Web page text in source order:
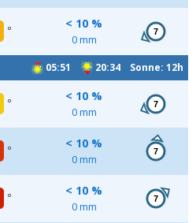
°
< 10 %
0 mm
7
05:51 20:34 Sonne: 12h
°
< 10 %
0 mm
7
°
< 10 %
0 mm
7
°
< 10 %
0 mm
7